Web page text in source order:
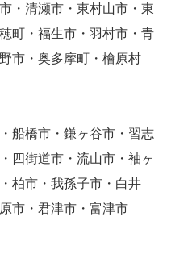
・清瀬市・東村山市・東
町・福生市・羽村市・青
市・奥多摩町・檜原村
船橋市・鎌ヶ谷市・習志
四街道市・流山市・袖ヶ
柏市・我孫子市・白井
市・君津市・富津市